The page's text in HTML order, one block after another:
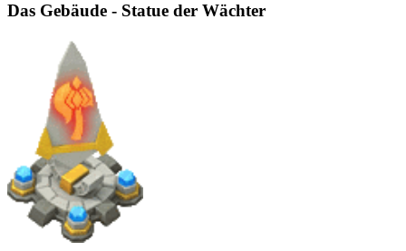
Das Gebäude - Statue der Wächter